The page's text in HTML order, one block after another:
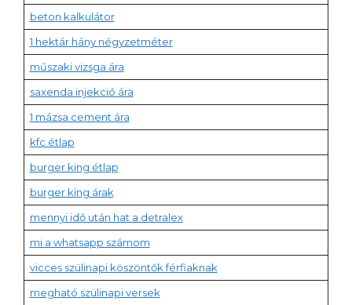
beton kalkulátor
1 hektár hány négyzetméter
műszaki vizsga ára
saxenda injekció ára
1 mázsa cement ára
kfc étlap
burger king étlap
burger king árak
mennyi idő után hat a detralex
mi a whatsapp számom
vicces szülinapi köszöntők férfiaknak
megható szülinapi versek